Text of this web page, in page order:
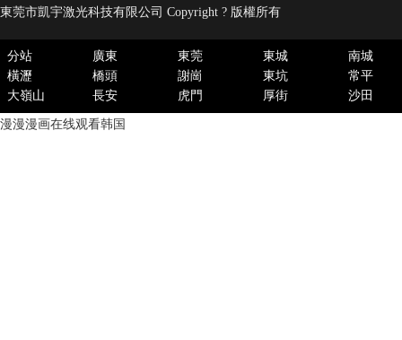
東莞市凱宇激光科技有限公司 Copyright ? 版權所有
分站 廣東 東莞 東城
南城
橫瀝
橋頭 謝崗 東坑
常平
大嶺山
長安 虎門 厚街 沙田
漫漫漫画在线观看韩国